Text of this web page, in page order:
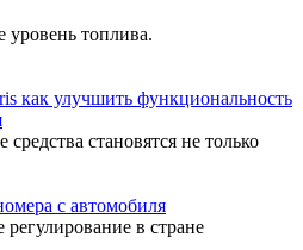
уровень топлива.
как улучшить функциональность
становятся не только
с автомобиля
в стране